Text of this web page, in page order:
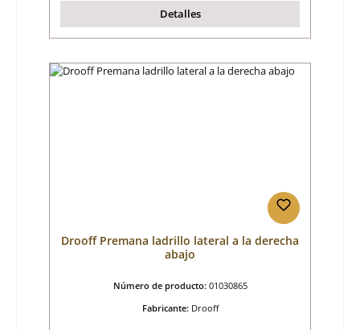
Detalles
Drooff Premana ladrillo lateral a la derecha
abajo
Número de producto: 01030865
Fabricante: Drooff